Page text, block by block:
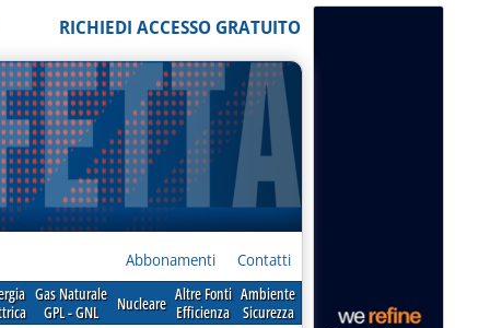
RICHIEDI ACCESSO GRATUITO
Abbonamenti Contatti
Gas Naturale
GPL - GNL
Nucleare Altre Fonti
Efficienza
Ambiente
Sicurezza